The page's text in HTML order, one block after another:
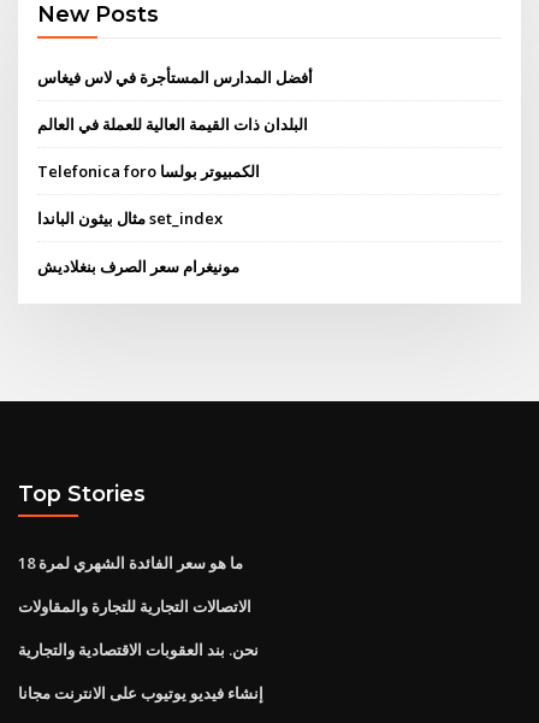
New Posts
أفضل المدارس المستأجرة في لاس فيغاس
البلدان ذات القيمة العالية للعملة في العالم
Telefonica foro الكمبيوتر بولسا
مثال بيثون الباندا set_index
مونيغرام سعر الصرف بنغلاديش
Top Stories
ما هو سعر الفائدة الشهري لمرة 18
الاتصالات التجارية للتجارة والمقاولات
نحن. بند العقوبات الاقتصادية والتجارية
إنشاء فيديو يوتيوب على الانترنت مجانا